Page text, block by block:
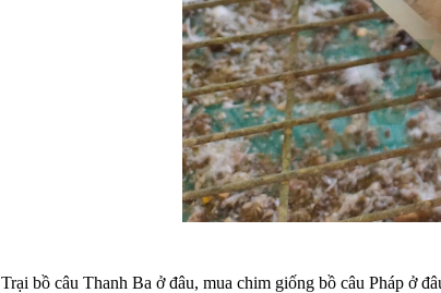
Trại bồ câu Thanh Ba ở đâu, mua chim giống bồ câu Pháp ở